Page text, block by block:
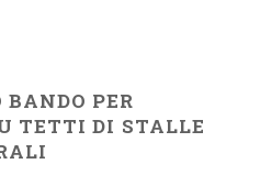
BANDO PER
TETTI DI STALLE